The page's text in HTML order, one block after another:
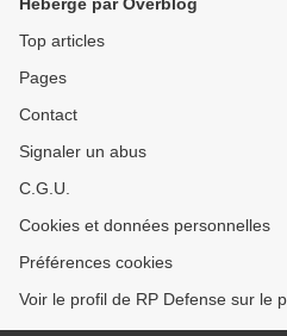
Top articles
Pages
Contact
Signaler un abus
C.G.U.
Cookies et données personnelles
Préférences cookies
Voir le profil de RP Defense sur le